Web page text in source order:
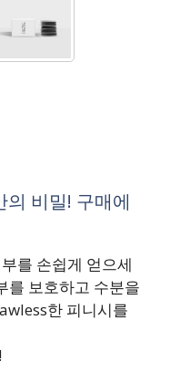
비밀! 구매에
를 손쉽게 얻으세
를 보호하고 수분을
한 피니시를